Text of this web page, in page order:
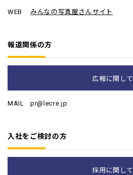
WEB
みんなの写真屋さんサイト
報道関係の方
広報に関して
MAIL pr@lecre.jp
入社をご検討の方
採用に関して